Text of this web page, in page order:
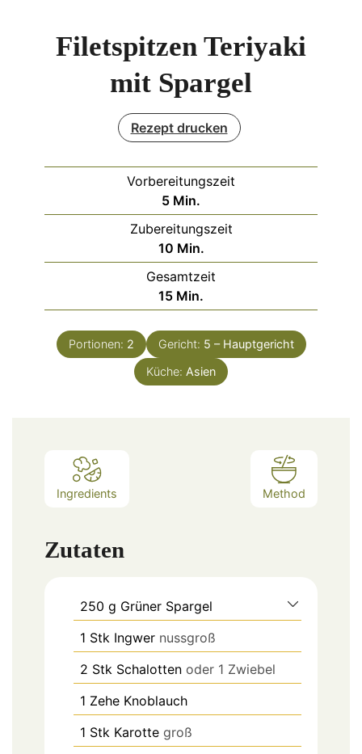
Filetspitzen Teriyaki
mit Spargel
Rezept drucken
Vorbereitungszeit
5Minuten
Min.
Zubereitungszeit
10Minuten
Min.
Gesamtzeit
15Minuten
Min.
Portionen: 2 Gericht: 5 – Hauptgericht
Küche: Asien
Ingredients Method
Zutaten
250 g Grüner Spargel
1 Stk Ingwer nussgroß
2 Stk Schalotten oder 1 Zwiebel
1 Zehe Knoblauch
1 Stk Karotte groß